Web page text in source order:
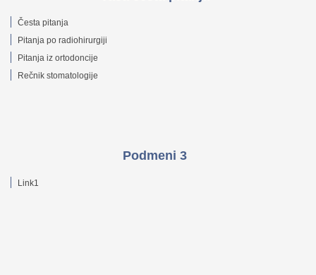
Česta pitanja
Pitanja po radiohirurgiji
Pitanja iz ortodoncije
Rečnik stomatologije
Podmeni 3
Link1